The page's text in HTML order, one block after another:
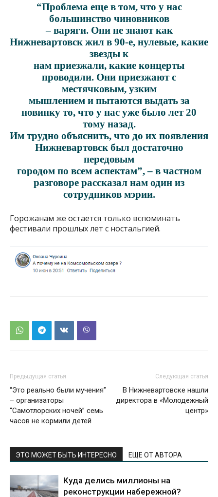
“Проблема еще в том, что у нас
большинство чиновников
– варяги. Они не знают как
Нижневартовск жил в 90-е, нулевые, какие
звезды к
нам приезжали, какие концерты
проводили. Они приезжают с
местячковым, узким
мышлением и пытаются выдать за
новинку то, что у нас уже было лет 20
тому назад.
Им трудно объяснить, что до их появления
Нижневартовск был достаточно
передовым
городом по всем аспектам”, – в частном
разговоре рассказал нам один из
сотрудников мэрии.
Горожанам же остается только вспоминать
фестивали прошлых лет с ностальгией.
Предыдущая статья
“Это реально были мучения”
– организаторы
“Самотлорских ночей” семь
часов не кормили детей
Следующая статья
В Нижневартовске нашли
директора в «Молодежный
центр»
ЭТО МОЖЕТ БЫТЬ ИНТЕРЕСНО ЕЩЕ ОТ АВТОРА
Куда делись миллионы на
реконструкции набережной?